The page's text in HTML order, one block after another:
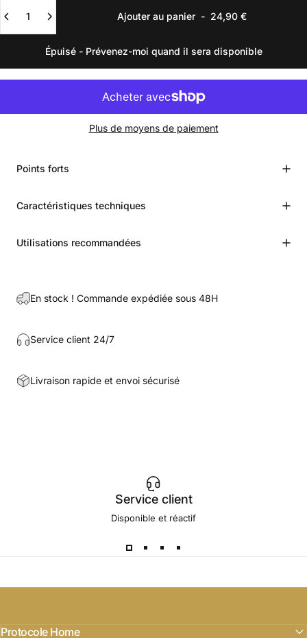
Ajouter au panier- 24,90 €
Épuisé - Prévenez-moi quand il sera disponible
Plus de moyens de paiement
Points forts
Caractéristiques techniques
Utilisations recommandées
En stock ! Commande expédiée sous 48H
Service client 24/7
Livraison rapide et envoi sécurisé
Service client
Disponible et réactif
Protocole Home